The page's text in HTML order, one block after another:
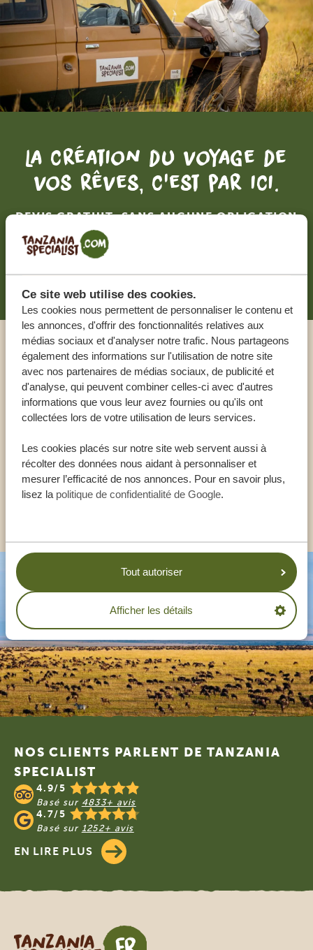
Ce site web utilise des cookies.
Les cookies nous permettent de personnaliser le contenu et
les annonces, d'offrir des fonctionnalités relatives aux
médias sociaux et d'analyser notre trafic. Nous partageons
également des informations sur l'utilisation de notre site
avec nos partenaires de médias sociaux, de publicité et
d'analyse, qui peuvent combiner celles-ci avec d'autres
informations que vous leur avez fournies ou qu'ils ont
collectées lors de votre utilisation de leurs services.
Les cookies placés sur notre site web servent aussi à
récolter des données nous aidant à personnaliser et
mesurer l’efficacité de nos annonces. Pour en savoir plus,
lisez la politique de confidentialité de Google.
Tout autoriser
Afficher les détails
La création du voyage de
vos rêves, c'est par ici.
DEVIS GRATUIT, SANS AUCUNE OBLIGATION
Appeler un expert
NOS SPÉCIALISTES SONT LÀ POUR VOUS
AIDER
FR:+33 257 28 0079
Footer
NOS CLIENTS PARLENT DE TANZANIA
SPECIALIST
4.9/5
Basé sur 4833+ avis
4.7/5
Basé sur 1252+ avis
EN LIRE PLUS
Tanzania Specialist